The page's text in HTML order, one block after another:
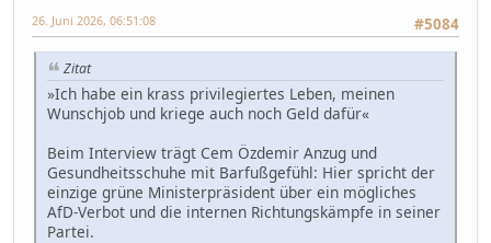
#5084
26. Juni 2026, 06:51:08
Zitat
»Ich habe ein krass privilegiertes Leben, meinen
Wunschjob und kriege auch noch Geld dafür«
Beim Interview trägt Cem Özdemir Anzug und
Gesundheitsschuhe mit Barfußgefühl: Hier spricht der
einzige grüne Ministerpräsident über ein mögliches
AfD-Verbot und die internen Richtungskämpfe in seiner
Partei.